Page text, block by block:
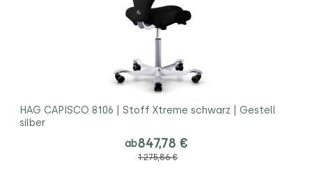
HAG CAPISCO 8106 | Stoff Xtreme schwarz | Gestell
silber
ab847,78 €
1.275,86 €